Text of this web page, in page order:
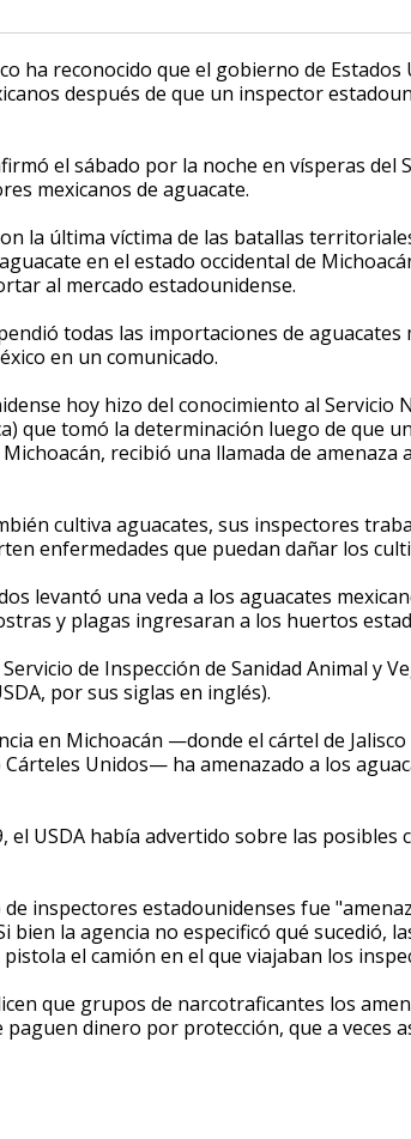
ha reconocido que el gobierno de
después de que un inspector
el sábado por la noche en vísperas del
mexicanos de aguacate.
la última víctima de las batallas
en el estado occidental de
al mercado estadounidense.
todas las importaciones de aguacates
en un comunicado.
hoy hizo del conocimiento al Servicio
que tomó la determinación luego de que
recibió una llamada de
cultiva aguacates, sus inspectores
enfermedades que puedan dañar los
levantó una veda a los aguacates
y plagas ingresaran a los huertos
de Inspección de Sanidad Animal y
por sus siglas en inglés).
en Michoacán —donde el cártel de
Unidos— ha amenazado a los
el USDA había advertido sobre las posibles
inspectores estadounidenses fue
bien la agencia no especificó qué sucedió,
el camión en el que viajaban los
que grupos de narcotraficantes los
dinero por protección, que a veces